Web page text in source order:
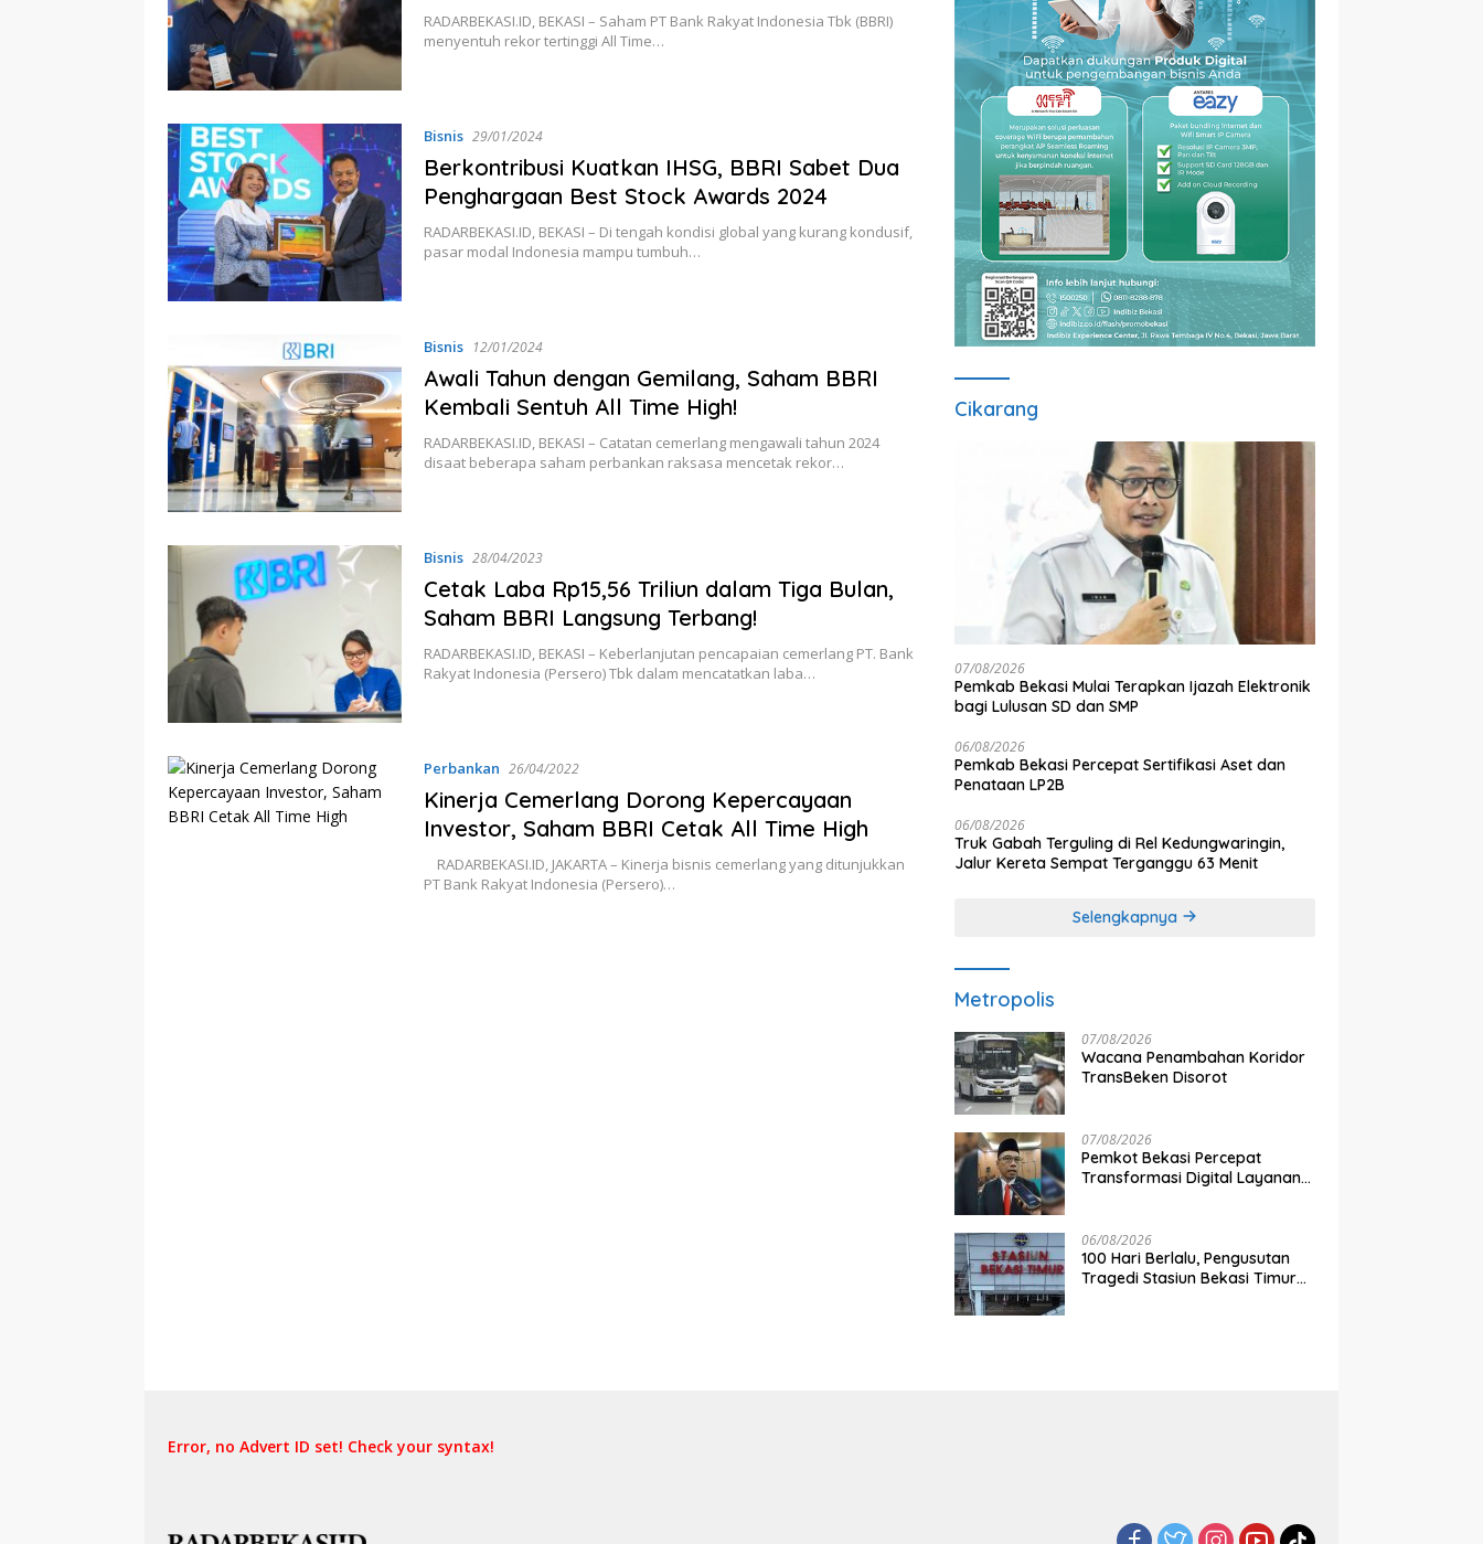
RADARBEKASI.ID, BEKASI – Saham PT Bank Rakyat Indonesia Tbk (BBRI)
menyentuh rekor tertinggi All Time…
Bisnis 29/01/2024
Berkontribusi Kuatkan IHSG, BBRI Sabet Dua
Penghargaan Best Stock Awards 2024
RADARBEKASI.ID, BEKASI – Di tengah kondisi global yang kurang kondusif,
pasar modal Indonesia mampu tumbuh…
Bisnis 12/01/2024
Awali Tahun dengan Gemilang, Saham BBRI
Kembali Sentuh All Time High!
RADARBEKASI.ID, BEKASI – Catatan cemerlang mengawali tahun 2024
disaat beberapa saham perbankan raksasa mencetak rekor…
Bisnis 28/04/2023
Cetak Laba Rp15,56 Triliun dalam Tiga Bulan,
Saham BBRI Langsung Terbang!
RADARBEKASI.ID, BEKASI – Keberlanjutan pencapaian cemerlang PT. Bank
Rakyat Indonesia (Persero) Tbk dalam mencatatkan laba…
Perbankan 26/04/2022
Kinerja Cemerlang Dorong Kepercayaan
Investor, Saham BBRI Cetak All Time High
RADARBEKASI.ID, JAKARTA – Kinerja bisnis cemerlang yang ditunjukkan
PT Bank Rakyat Indonesia (Persero)…
Cikarang
07/08/2026
Pemkab Bekasi Mulai Terapkan Ijazah Elektronik
bagi Lulusan SD dan SMP
06/08/2026
Pemkab Bekasi Percepat Sertifikasi Aset dan
Penataan LP2B
06/08/2026
Truk Gabah Terguling di Rel Kedungwaringin,
Jalur Kereta Sempat Terganggu 63 Menit
Selengkapnya
Metropolis
07/08/2026
Wacana Penambahan Koridor
TransBeken Disorot
07/08/2026
Pemkot Bekasi Percepat
Transformasi Digital Layanan
06/08/2026
100 Hari Berlalu, Pengusutan
Tragedi Stasiun Bekasi Timur
Error, no Advert ID set! Check your syntax!